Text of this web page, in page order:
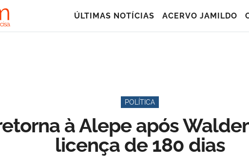
ÚLTIMAS NOTÍCIAS ACERVO JAMILDO
POLÍTICA
à Alepe após
licença de 180 dias